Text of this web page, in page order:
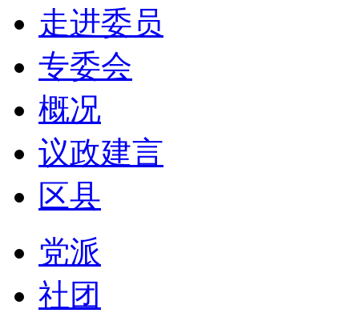
走进委员
专委会
概况
议政建言
区县
党派
社团